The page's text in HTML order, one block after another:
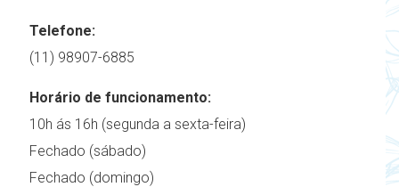
Telefone:
(11) 98907-6885
Horário de funcionamento:
10h ás 16h (segunda a sexta-feira)
Fechado (sábado)
Fechado (domingo)